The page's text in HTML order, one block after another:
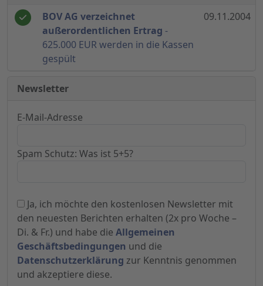
BOV AG verzeichnet
außerordentlichen Ertrag -
625.000 EUR werden in die Kassen
gespült
09.11.2004
Newsletter
E-Mail-Adresse
Spam Schutz: Was ist 5+5?
Ja, ich möchte den kostenlosen Newsletter mit
den neuesten Berichten erhalten (2x pro Woche –
Di. & Fr.) und habe die Allgemeinen
Geschäftsbedingungen und die
Datenschutzerklärung zur Kenntnis genommen
und akzeptiere diese.